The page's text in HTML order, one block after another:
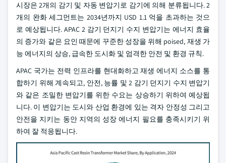
시장은 2개의 감기 및 자동 변압기로 감기에 의해 분류됩니다. 2
개의 완화 세그먼트는 2034년까지 USD 1.1 억을 초과하는 것으
로 예상됩니다. APAC 2 감기 던지기 수지 변압기는 에너지 효율
의 증가와 같은 요인 때문에 꾸준한 성장을 위해 poised, 재생 가
능 에너지의 상승, 급속한 도시화 및 엄격한 안전 및 환경 규칙.
APAC 국가는 전력 인프라를 현대화하고 재생 에너지 소스를 통
합하기 위해 계속되고, 안전, 능률 및 2 감기 던지기 수지 변압기
와 같은 조밀한 변압기를 위한 수요는 상승하기 위하여 예상됩
니다. 이 변압기는 도시와 산업 환경에 있는 격자 안정성 그리고
안전을 지키는 동안 지역의 성장 에너지 필요를 충족시키기 위
하여 잘 적응됩니다.